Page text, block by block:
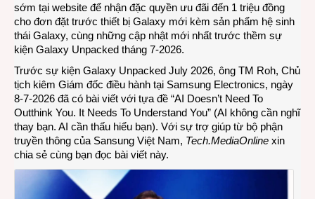
sớm tại website để nhận đặc quyền ưu đãi đến 1 triệu đồng
cho đơn đặt trước thiết bị Galaxy mới kèm sản phẩm hệ sinh
thái Galaxy, cùng những cập nhật mới nhất trước thềm sự
kiện Galaxy Unpacked tháng 7-2026.
Trước sự kiện Galaxy Unpacked July 2026, ông TM Roh, Chủ
tịch kiêm Giám đốc điều hành tại Samsung Electronics, ngày
8-7-2026 đã có bài viết với tựa đề “AI Doesn’t Need To
Outthink You. It Needs To Understand You” (AI không cần nghĩ
thay bạn. AI cần thấu hiểu bạn). Với sự trợ giúp từ bộ phận
truyền thông của Sansung Việt Nam, Tech.MediaOnline xin
chia sẻ cùng bạn đọc bài viết này.